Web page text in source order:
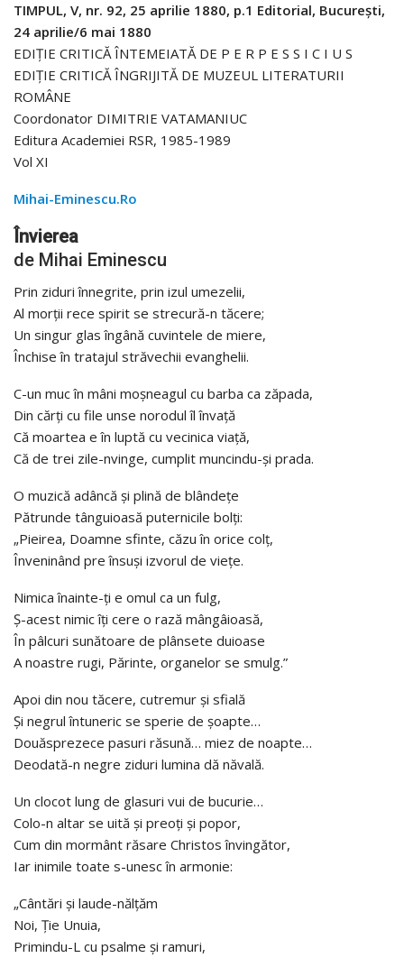
TIMPUL, V, nr. 92, 25 aprilie 1880, p.1 Editorial, București,
24 aprilie/6 mai 1880
EDIȚIE CRITICĂ ÎNTEMEIATĂ DE P E R P E S S I C I U S
EDIȚIE CRITICĂ ÎNGRIJITĂ DE MUZEUL LITERATURII
ROMÂNE
Coordonator DIMITRIE VATAMANIUC
Editura Academiei RSR, 1985-1989
Vol XI
Mihai-Eminescu.Ro
Învierea
de Mihai Eminescu
Prin ziduri înnegrite, prin izul umezelii,
Al morții rece spirit se strecură-n tăcere;
Un singur glas îngână cuvintele de miere,
Închise în tratajul străvechii evanghelii.
C-un muc în mâni moșneagul cu barba ca zăpada,
Din cărți cu file unse norodul îl învață
Că moartea e în luptă cu vecinica viață,
Că de trei zile-nvinge, cumplit muncindu-și prada.
O muzică adâncă și plină de blândețe
Pătrunde tânguioasă puternicile bolți:
„Pieirea, Doamne sfinte, căzu în orice colț,
Înveninând pre însuși izvorul de viețe.
Nimica înainte-ți e omul ca un fulg,
Ș-acest nimic îți cere o rază mângâioasă,
În pâlcuri sunătoare de plânsete duioase
A noastre rugi, Părinte, organelor se smulg.”
Apoi din nou tăcere, cutremur și sfială
Și negrul întuneric se sperie de șoapte…
Douăsprezece pasuri răsună… miez de noapte…
Deodată-n negre ziduri lumina dă năvală.
Un clocot lung de glasuri vui de bucurie…
Colo-n altar se uită și preoți și popor,
Cum din mormânt răsare Christos învingător,
Iar inimile toate s-unesc în armonie:
„Cântări și laude-nălțăm
Noi, Ție Unuia,
Primindu-L cu psalme și ramuri,